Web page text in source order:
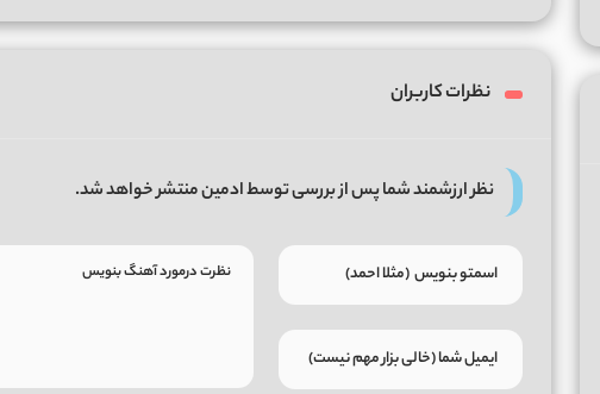
نظرات کاربران
نظر ارزشمند شما پس از بررسی توسط ادمین منتشر خواهد شد.